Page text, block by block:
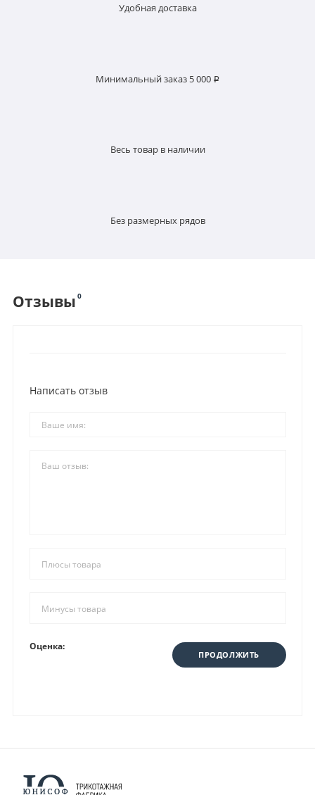
Удобная доставка
Минимальный заказ 5 000 ₽
Весь товар в наличии
Без размерных рядов
Отзывы 0
Написать отзыв
Оценка:
ПРОДОЛЖИТЬ